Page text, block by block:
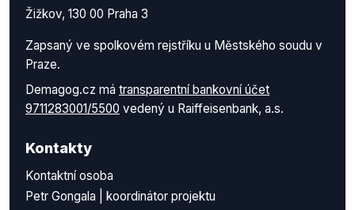
Žižkov, 130 00 Praha 3
Zapsaný ve spolkovém rejstříku u Městského soudu v
Praze.
Demagog.cz má transparentní bankovní účet
9711283001/5500 vedený u Raiffeisenbank, a.s.
Kontakty
Kontaktní osoba
Petr Gongala | koordinátor projektu